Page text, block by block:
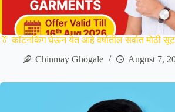
👔 कॉटनकिंग घेऊन येत आहे वर्षातील सर्वात मोठी
Chinmay Ghogale
August 7,